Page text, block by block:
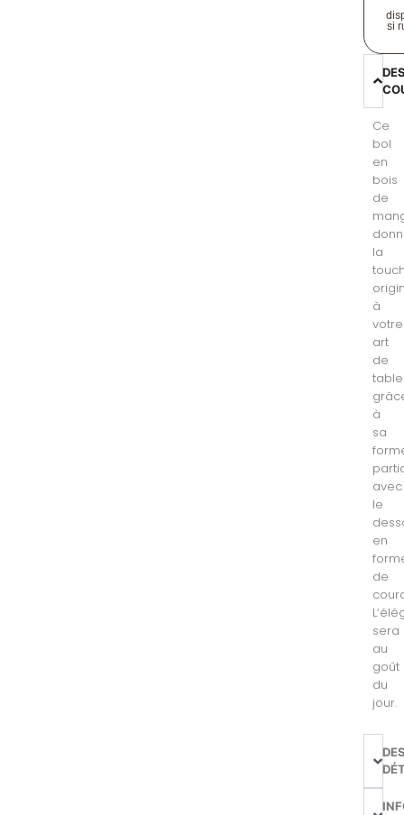
si
Ce
bol
en
bois
de
la
à
votre
art
de
table
à
sa
avec
le
en
de
L‘
sera
au
goût
du
jour.